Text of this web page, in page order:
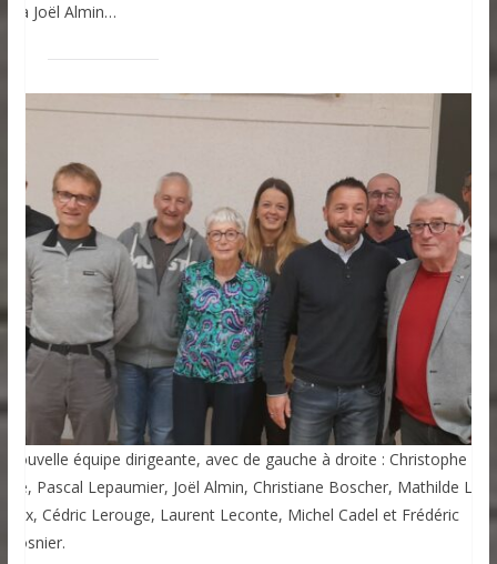
à Joël Almin…
nouvelle équipe dirigeante, avec de gauche à droite : Christophe
Pascal Lepaumier, Joël Almin, Christiane Boscher, Mathilde Le
Cédric Lerouge, Laurent Leconte, Michel Cadel et Frédéric